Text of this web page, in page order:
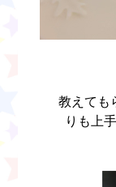
教えても
りも上